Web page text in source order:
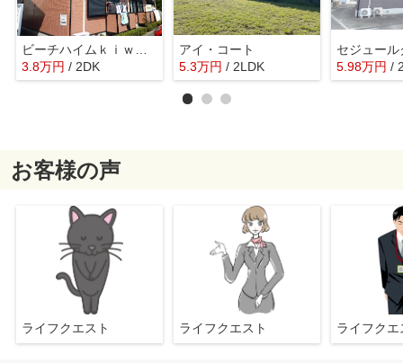
3.8万円 / 2DK
アイ・コート
5.3万円 / 2LDK
セジュー
5.98万円 /
お客様の声
ライフクエスト ライフクエスト ライフク